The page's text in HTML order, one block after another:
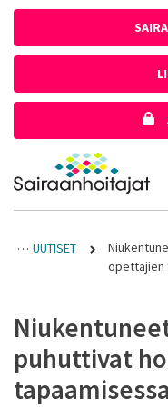
Etusivulle
UUTISET
opettajien
puhuttivat
tapaamisessa